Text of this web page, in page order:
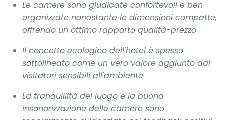
Le camere sono giudicate confortevoli e ben
organizzate nonostante le dimensioni compatte,
offrendo un ottimo rapporto qualità-prezzo
Il concetto ecologico dell'hotel è spesso
sottolineato come un vero valore aggiunto dai
visitatori sensibili all'ambiente
La tranquillità del luogo e la buona
insonorizzazione delle camere sono